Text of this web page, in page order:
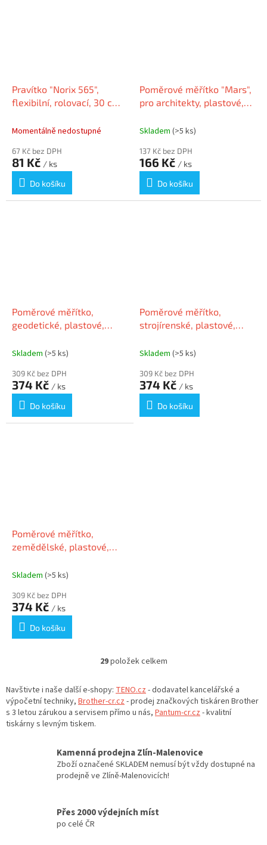
Pravítko "Norix 565",
flexibilní, rolovací, 30 cm,
Momentálně nedostupné
67 Kč bez DPH
81 Kč / ks
Do košíku
Poměrové měřítko "Mars",
pro architekty, plastové,
Skladem (>5 ks)
137 Kč bez DPH
166 Kč / ks
Do košíku
Poměrové měřítko,
geodetické, plastové,
Skladem (>5 ks)
309 Kč bez DPH
374 Kč / ks
Do košíku
Poměrové měřítko,
strojírenské, plastové,
Skladem (>5 ks)
309 Kč bez DPH
374 Kč / ks
Do košíku
Poměrové měřítko,
zemědělské, plastové,
Skladem (>5 ks)
309 Kč bez DPH
374 Kč / ks
Do košíku
O
l
á
d
p
r
v
v
29položek celkem
Navštivte i naše další e-shopy: TENO.cz- dodavatel kancelářské a
výpočetní techniky, Brother-cr.cz- prodej značkových tiskáren Brother
s 3 letou zárukou a servisem přímo u nás, Pantum-cr.cz- kvalitní
tiskárny s levným tiskem.
Kamenná prodejna Zlín-Malenovice
Zboží označené SKLADEM nemusí být vždy dostupné na
prodejně ve Zlíně-Malenovicích!
Přes 2000 výdejních míst
po celé ČR